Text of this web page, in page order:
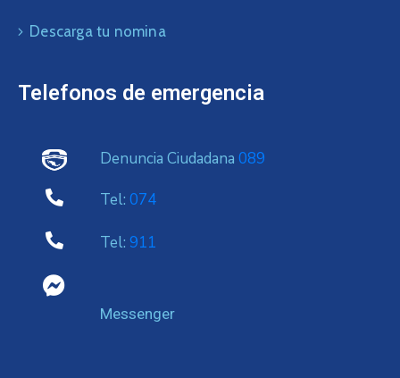
Descarga tu nomina
Telefonos de emergencia
Denuncia Ciudadana 089
Tel: 074
Tel: 911
Messenger